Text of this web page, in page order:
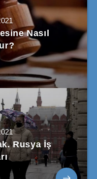
Nasıl
Rusya İş